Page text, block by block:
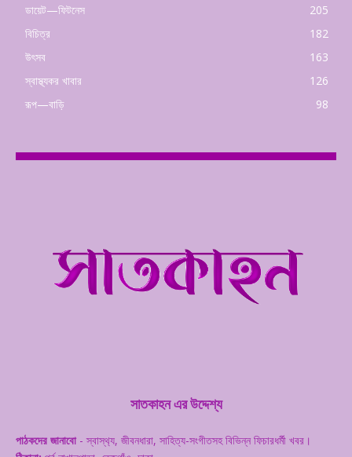
ডায়েট—ফিটনেস
205
বিচিত্র
182
উৎসব
163
স্বাস্থ্যকর খাবার
126
রূপ—বাড়ি
98
সাতকাহন এর উদ্দেশ্য
পাঠকদের জানাবো - স্বাস্থ‌্য, জীবনধারা, সাহিত্য-সংগীতসহ বিভিন্ন ফিচারধর্মী খবর।